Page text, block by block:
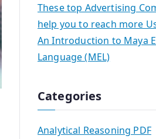
These top Advertising
help you to reach more
An Introduction to Maya
Language (MEL)
Categories
Analytical Reasoning PDF